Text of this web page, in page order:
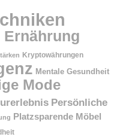
Ernährung
Kryptowährungen
Mentale Gesundheit
Mode
Persönliche
Platzsparende Möbel